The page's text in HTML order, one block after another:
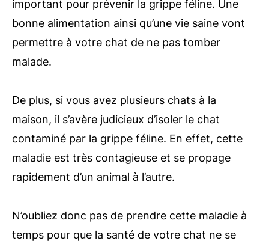
important pour prévenir la grippe féline. Une
bonne alimentation ainsi qu’une vie saine vont
permettre à votre chat de ne pas tomber
malade.
De plus, si vous avez plusieurs chats à la
maison, il s’avère judicieux d’isoler le chat
contaminé par la grippe féline. En effet, cette
maladie est très contagieuse et se propage
rapidement d’un animal à l’autre.
N’oubliez donc pas de prendre cette maladie à
temps pour que la santé de votre chat ne se